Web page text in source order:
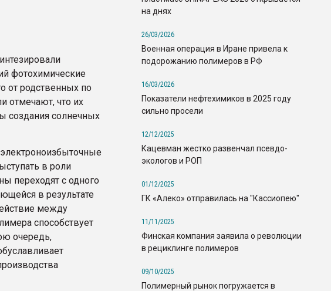
фотохимические
от родственных по
отмечают, что их
создания солнечных
в роли
переходят с одного
в результате
между
способствует
очередь,
на днях
26/03/2026
Военная операция в Иране привела к
подорожанию полимеров в РФ
16/03/2026
Показатели нефтехимиков в 2025 году
сильно просели
12/12/2025
Кацевман жестко развенчал псевдо-
экологов и РОП
01/12/2025
ГК «Алеко» отправилась на "Кассиопею"
11/11/2025
Финская компания заявила о революции
в рециклинге полимеров
09/10/2025
Полимерный рынок погружается в